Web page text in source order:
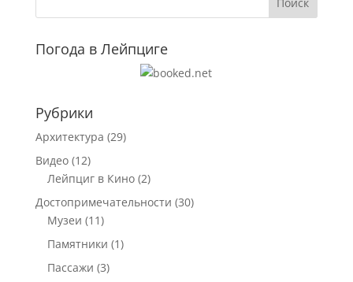
Погода в Лейпциге
Рубрики
Архитектура (29)
Видео(12)
Лейпциг в Кино(2)
Достопримечательности (30)
Музеи (11)
Памятники (1)
Пассажи (3)